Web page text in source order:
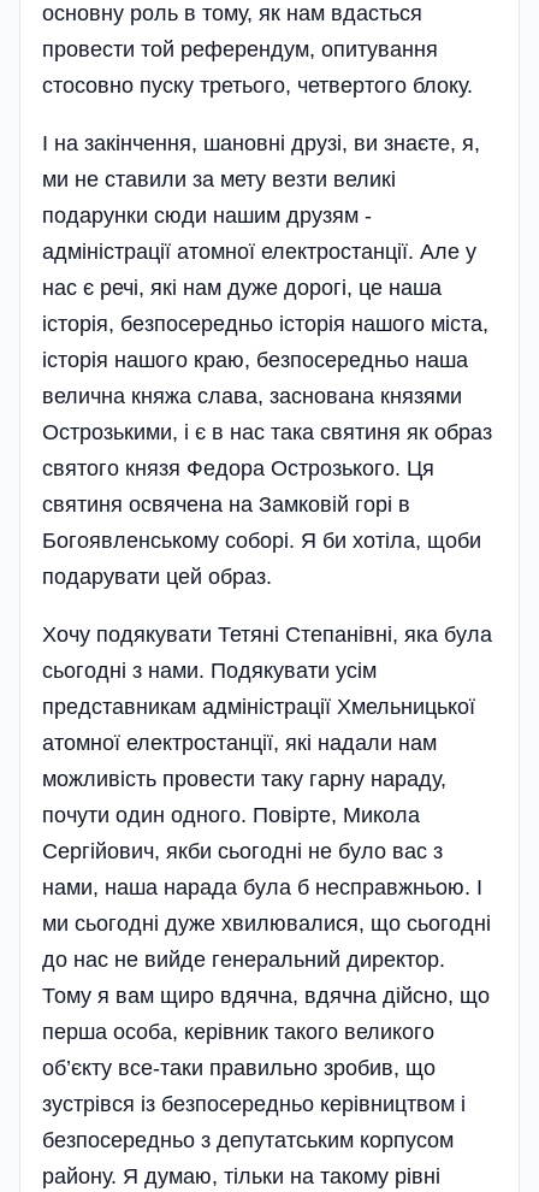
основну роль в тому, як нам вдасться
провести той референдум, опитування
стосовно пуску третього, четвертого блоку.
І на закінчення, шановні друзі, ви знаєте, я,
ми не ставили за мету везти великі
подарунки сюди нашим друзям -
адміністрації атомної електростанції. Але у
нас є речі, які нам дуже дорогі, це наша
історія, безпосередньо історія нашого міста,
історія нашого краю, безпосередньо наша
велична княжа слава, заснована князями
Острозькими, і є в нас така святиня як образ
святого князя Федора Острозького. Ця
святиня освячена на Замковій горі в
Богоявленському соборі. Я би хотіла, щоби
подарувати цей образ.
Хочу подякувати Тетяні Степанівні, яка була
сьогодні з нами. Подякувати усім
представникам адміністрації Хмельницької
атомної електростанції, які надали нам
можливість провести таку гарну нараду,
почути один одного. Повірте, Микола
Сергійович, якби сьогодні не було вас з
нами, наша нарада була б несправжньою. І
ми сьогодні дуже хвилювалися, що сьогодні
до нас не вийде генеральний директор.
Тому я вам щиро вдячна, вдячна дійсно, що
перша особа, керівник такого великого
об’єкту все-таки правильно зробив, що
зустрівся із безпосередньо керівництвом і
безпосередньо з депутатським корпусом
району. Я думаю, тільки на такому рівні